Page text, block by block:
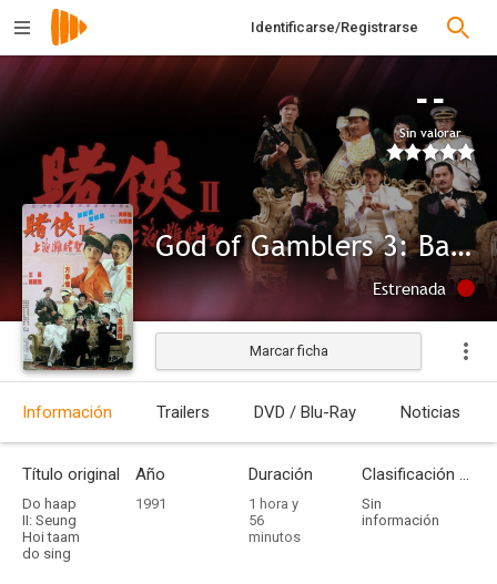
Identificarse/Registrarse
--
Sin valorar
God of Gamblers 3: Back to Shanghai
Estrenada
Marcar ficha
Información Trailers DVD / Blu-Ray Noticias
Título original
Do haap
II: Seung
Hoi taam
do sing
Año
1991
Duración
1 hora y
56
minutos
Clasificación por edades
Sin
información